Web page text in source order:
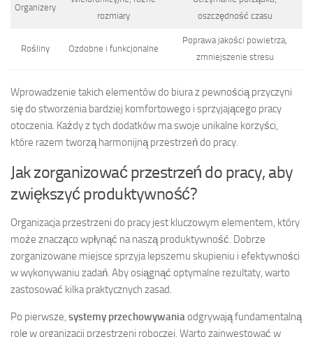
Organizery
rozmiary
oszczędność czasu
Rośliny Ozdobne i funkcjonalne
Poprawa jakości powietrza,
zmniejszenie stresu
Wprowadzenie takich elementów do biura z pewnością przyczyni
się do stworzenia bardziej komfortowego i sprzyjającego pracy
otoczenia. Każdy z tych dodatków ma swoje unikalne korzyści,
które razem tworzą harmonijną przestrzeń do pracy.
Jak zorganizować przestrzeń do pracy, aby
zwiększyć produktywność?
Organizacja przestrzeni do pracy jest kluczowym elementem, który
może znacząco wpłynąć na naszą produktywność. Dobrze
zorganizowane miejsce sprzyja lepszemu skupieniu i efektywności
w wykonywaniu zadań. Aby osiągnąć optymalne rezultaty, warto
zastosować kilka praktycznych zasad.
Po pierwsze, systemy przechowywaniaodgrywają fundamentalną
rolę w organizacji przestrzeni roboczej. Warto zainwestować w